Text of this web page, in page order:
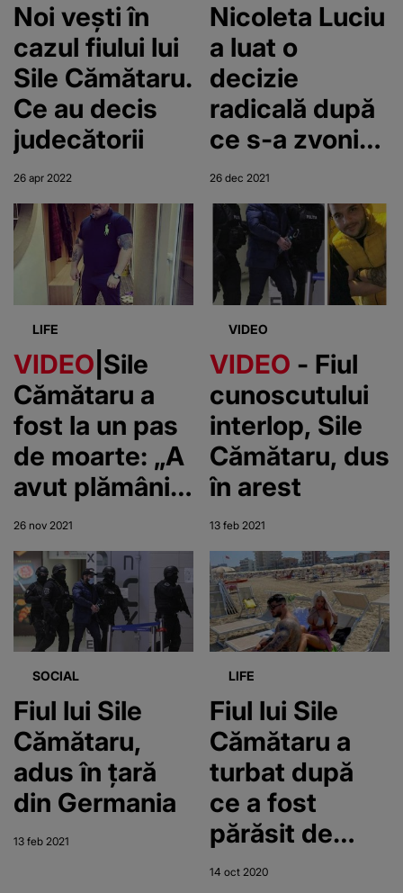
Noi vești în
cazul fiului lui
Sile Cămătaru.
Ce au decis
judecătorii
26 apr 2022
Nicoleta Luciu
a luat o
decizie
radicală după
ce s-a zvonit
că a „trăit” cu
Nuțu
Cămătaru
26 dec 2021
LIFE
VIDEO |Sile
Cămătaru a
fost la un pas
de moarte: „A
avut plămânii
afectaţi 90%”
26 nov 2021
VIDEO
VIDEO - Fiul
cunoscutului
interlop, Sile
Cămătaru, dus
în arest
13 feb 2021
SOCIAL
Fiul lui Sile
Cămătaru,
adus în țară
din Germania
13 feb 2021
LIFE
Fiul lui Sile
Cămătaru a
turbat după
ce a fost
părăsit de
iubita
14 oct 2020